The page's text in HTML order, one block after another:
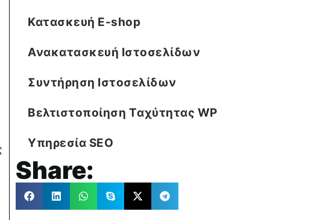
Κατασκευή E-shop
Ανακατασκευή Ιστοσελίδων
Συντήρηση Ιστοσελίδων
Βελτιστοποίηση Tαχύτητας WP
Υπηρεσία SEO
Share: